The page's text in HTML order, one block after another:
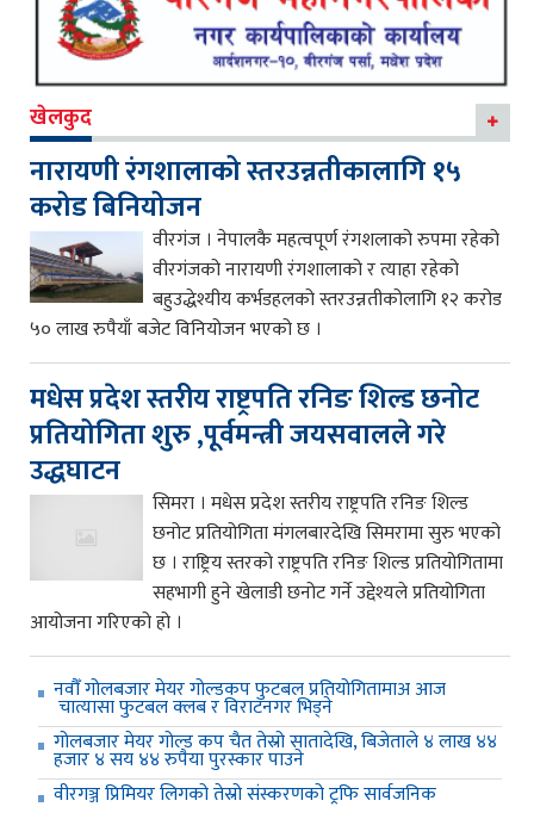
खेलकुद
नारायणी रंगशालाको स्तरउन्नतीकालागि १५
करोड बिनियोजन
वीरगंज । नेपालकै महत्वपूर्ण रंगशलाको रुपमा रहेको
वीरगंजको नारायणी रंगशालाको र त्याहा रहेको
बहुउद्धेश्यीय कर्भडहलको स्तरउन्नतीकोलागि १२ करोड
५० लाख रुपैयाँ बजेट विनियोजन भएको छ ।
मधेस प्रदेश स्तरीय राष्ट्रपति रनिङ शिल्ड छनोट
प्रतियोगिता शुरु ,पूर्वमन्त्री जयसवालले गरे
उद्धघाटन
सिमरा । मधेस प्रदेश स्तरीय राष्ट्रपति रनिङ शिल्ड
छनोट प्रतियोगिता मंगलबारदेखि सिमरामा सुरु भएको
छ । राष्ट्रिय स्तरको राष्ट्रपति रनिङ शिल्ड प्रतियोगितामा
सहभागी हुने खेलाडी छनोट गर्ने उद्देश्यले प्रतियोगिता
आयोजना गरिएको हो ।
नवौँ गोलबजार मेयर गोल्डकप फुटबल प्रतियोगितामाअ आज
चात्यासा फुटबल क्लब र विराटनगर भिड्ने
गोलबजार मेयर गोल्ड कप चैत तेस्रो सातादेखि, बिजेताले ४ लाख ४४
हजार ४ सय ४४ रुपैया पुरस्कार पाउने
वीरगञ्ज प्रिमियर लिगको तेस्रो संस्करणको ट्रफि सार्वजनिक